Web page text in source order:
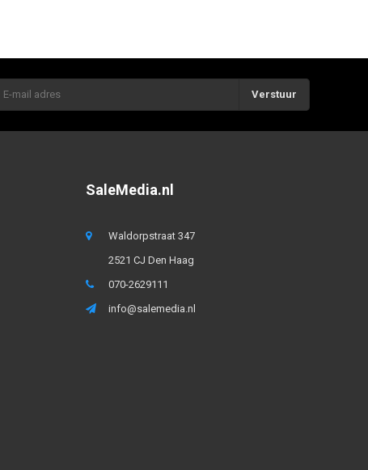
Verstuur
SaleMedia.nl
Waldorpstraat 347
2521 CJ Den Haag
070-2629111
info@salemedia.nl